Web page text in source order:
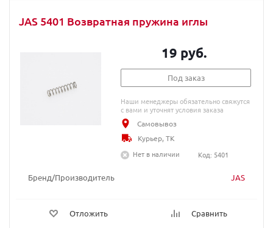
JAS 5401 Возвратная пружина иглы
Бренд/Производитель JAS
Отложить Сравнить
19 руб.
Под заказ
Наши менеджеры обязательно свяжутся
с вами и уточнят условия заказа
Самовывоз
Курьер, ТК
Нет в наличии
Код: 5401